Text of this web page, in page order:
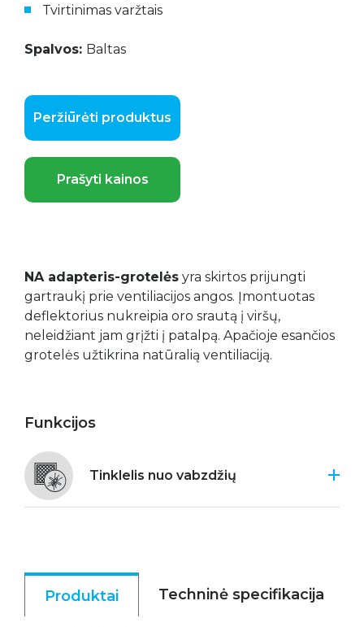
Tvirtinimas varžtais
Spalvos: Baltas
Peržiūrėti produktus
Prašyti kainos
NA adapteris-grotelės yra skirtos prijungti
gartraukį prie ventiliacijos angos. Įmontuotas
deflektorius nukreipia oro srautą į viršų,
neleidžiant jam grįžti į patalpą. Apačioje esančios
grotelės užtikrina natūralią ventiliaciją.
Funkcijos
Tinklelis nuo vabzdžių
Produktai Techninė specifikacija